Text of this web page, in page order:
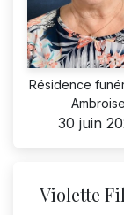
Résidence
Ambroise
30 juin
Violette